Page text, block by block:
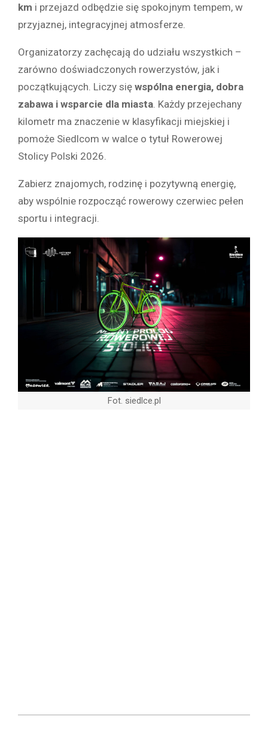
km i przejazd odbędzie się spokojnym tempem, w
przyjaznej, integracyjnej atmosferze.
Organizatorzy zachęcają do udziału wszystkich –
zarówno doświadczonych rowerzystów, jak i
początkujących. Liczy się wspólna energia, dobra
zabawa i wsparcie dla miasta . Każdy przejechany
kilometr ma znaczenie w klasyfikacji miejskiej i
pomoże Siedlcom w walce o tytuł Rowerowej
Stolicy Polski 2026.
Zabierz znajomych, rodzinę i pozytywną energię,
aby wspólnie rozpocząć rowerowy czerwiec pełen
sportu i integracji.
Fot. siedlce.pl